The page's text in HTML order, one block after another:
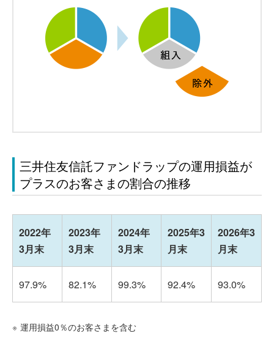
三井住友信託ファンドラップの運用損益が
プラスのお客さまの割合の推移
2022年
3月末
2023年
3月末
2024年
3月末
2025年3
月末
2026年3
月末
97.9% 82.1% 99.3% 92.4% 93.0%
※ 運用損益0％のお客さまを含む